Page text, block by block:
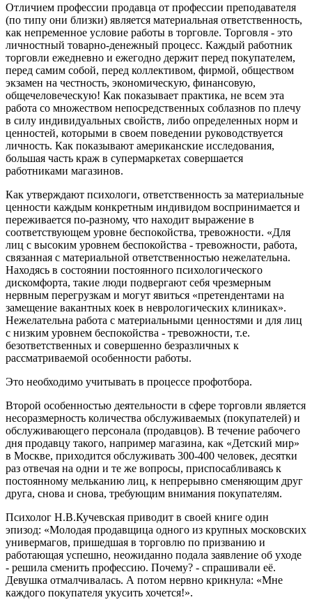
Отличием профессии продавца от профессии преподавателя
(по типу они близки) является материальная ответственность,
как непременное условие работы в торговле. Торговля - это
личностный товарно-денежный процесс. Каждый работник
торговли ежедневно и ежегодно держит перед покупателем,
перед самим собой, перед коллективом, фирмой, обществом
экзамен на честность, экономическую, финансовую,
общечеловеческую! Как показывает практика, не всем эта
работа со множеством непосредственных соблазнов по плечу
в силу индивидуальных свойств, либо определенных норм и
ценностей, которыми в своем поведении руководствуется
личность. Как показывают американские исследования,
большая часть краж в супермаркетах совершается
работниками магазинов.
Как утверждают психологи, ответственность за материальные
ценности каждым конкретным индивидом воспринимается и
переживается по-разному, что находит выражение в
соответствующем уровне беспокойства, тревожности. «Для
лиц с высоким уровнем беспокойства - тревожности, работа,
связанная с материальной ответственностью нежелательна.
Находясь в состоянии постоянного психологического
дискомфорта, такие люди подвергают себя чрезмерным
нервным перегрузкам и могут явиться «претендентами на
замещение вакантных коек в неврологических клиниках».
Нежелательна работа с материальными ценностями и для лиц
с низким уровнем беспокойства - тревожности, т.е.
безответственных и совершенно безразличных к
рассматриваемой особенности работы.
Это необходимо учитывать в процессе профотбора.
Второй особенностью деятельности в сфере торговли является
несоразмерность количества обслуживаемых (покупателей) и
обслуживающего персонала (продавцов). В течение рабочего
дня продавцу такого, например магазина, как «Детский мир»
в Москве, приходится обслуживать 300-400 человек, десятки
раз отвечая на одни и те же вопросы, приспосабливаясь к
постоянному мельканию лиц, к непрерывно сменяющим друг
друга, снова и снова, требующим внимания покупателям.
Психолог Н.В.Кучевская приводит в своей книге один
эпизод: «Молодая продавщица одного из крупных московских
универмагов, пришедшая в торговлю по призванию и
работающая успешно, неожиданно подала заявление об уходе
- решила сменить профессию. Почему? - спрашивали её.
Девушка отмалчивалась. А потом нервно крикнула: «Мне
каждого покупателя укусить хочется!».